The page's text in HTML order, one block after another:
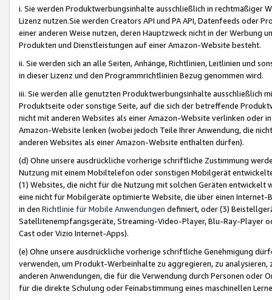
i. Sie werden Produktwerbungsinhalte ausschließlich in rechtmäßiger
Lizenz nutzen.Sie werden Creators API und PA API, Datenfeeds oder
einer anderen Weise nutzen, deren Hauptzweck nicht in der Werbung
Produkten und Dienstleistungen auf einer Amazon-Website besteht.
ii. Sie werden sich an alle Seiten, Anhänge, Richtlinien, Leitlinien und
in dieser Lizenz und den Programmrichtlinien Bezug genommen wird.
iii. Sie werden alle genutzten Produktwerbungsinhalte ausschließlich
Produktseite oder sonstige Seite, auf die sich der betreffende
nicht mit anderen Websites als einer Amazon-Website verlinken oder
Amazon-Website lenken (wobei jedoch Teile Ihrer Anwendung, die
anderen Websites als einer Amazon-Website enthalten dürfen).
(d) Ohne unsere ausdrückliche vorherige schriftliche Zustimmung
Nutzung mit einem Mobiltelefon oder sonstigen Mobilgerät
(1) Websites, die nicht für die Nutzung mit solchen Geräten
eine nicht für Mobilgeräte optimierte Website, die über einen
in den Richtlinie für Mobile Anwendungen definiert, oder (3)
Satellitenempfangsgeräte, Streaming-Video-Player, Blu-Ray-Player
Cast oder Vizio Internet-Apps).
(e) Ohne unsere ausdrückliche vorherige schriftliche Genehmigung
verwenden, um Produkt-Werbeinhalte zu aggregieren, zu
anderen Anwendungen, die für die Verwendung durch Personen
für die direkte Schulung oder Feinabstimmung eines maschinellen